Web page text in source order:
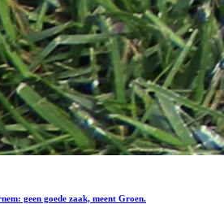
geen goede zaak, meent Groen.